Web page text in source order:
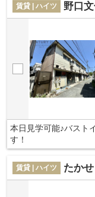
賃貸 | ハイツ 野口
本日見学可能♪バスト
す！
賃貸 | ハイツ たか